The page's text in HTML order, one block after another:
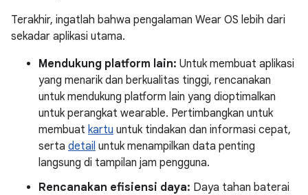
Terakhir, ingatlah bahwa pengalaman Wear OS lebih dari
sekadar aplikasi utama.
Mendukung platform lain: Untuk membuat aplikasi
yang menarik dan berkualitas tinggi, rencanakan
untuk mendukung platform lain yang dioptimalkan
untuk perangkat wearable. Pertimbangkan untuk
membuat kartu untuk tindakan dan informasi cepat,
serta detail untuk menampilkan data penting
langsung di tampilan jam pengguna.
Rencanakan efisiensi daya: Daya tahan baterai